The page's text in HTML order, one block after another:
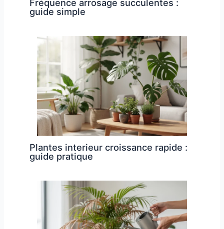
Fréquence arrosage succulentes :
guide simple
Plantes interieur croissance rapide :
guide pratique